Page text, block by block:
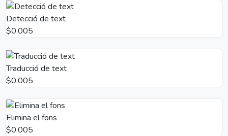
Detecció de text
$0.005
Traducció de text
$0.005
Elimina el fons
$0.005